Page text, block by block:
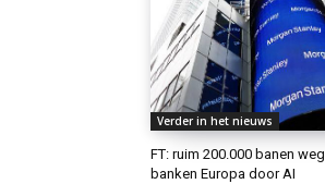
Verder in het nieuws
FT: ruim 200.000 banen
banken Europa door AI